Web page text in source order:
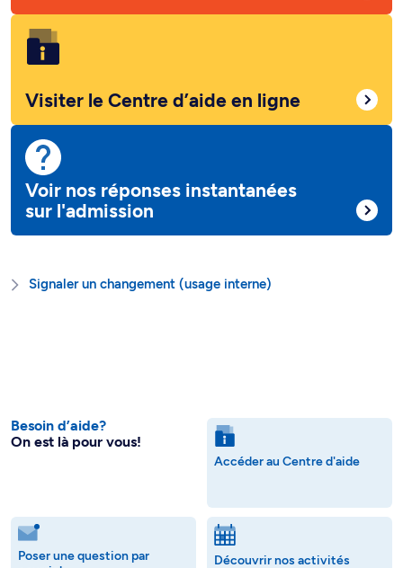
Visiter le Centre d’aide en ligne
Voir nos réponses instantanées
sur l'admission
Signaler un changement (usage interne)
Besoin d’aide?
On est là pour vous!
Accéder au Centre d'aide
Poser une question par
Découvrir nos activités